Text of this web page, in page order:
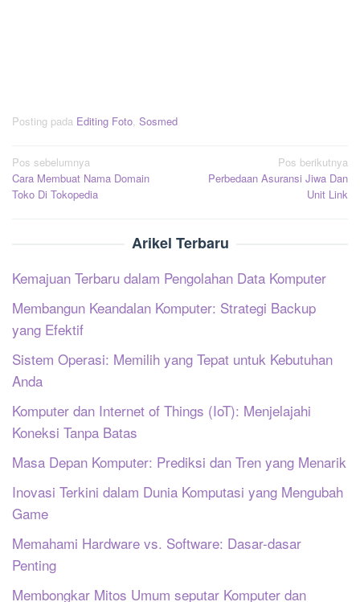
Posting pada Editing Foto, Sosmed
Navigasi
pos
Pos sebelumnya
Cara Membuat Nama Domain
Toko Di Tokopedia
Pos berikutnya
Perbedaan Asuransi Jiwa Dan
Unit Link
Arikel Terbaru
Kemajuan Terbaru dalam Pengolahan Data Komputer
Membangun Keandalan Komputer: Strategi Backup
yang Efektif
Sistem Operasi: Memilih yang Tepat untuk Kebutuhan
Anda
Komputer dan Internet of Things (IoT): Menjelajahi
Koneksi Tanpa Batas
Masa Depan Komputer: Prediksi dan Tren yang Menarik
Inovasi Terkini dalam Dunia Komputasi yang Mengubah
Game
Memahami Hardware vs. Software: Dasar-dasar
Penting
Membongkar Mitos Umum seputar Komputer dan